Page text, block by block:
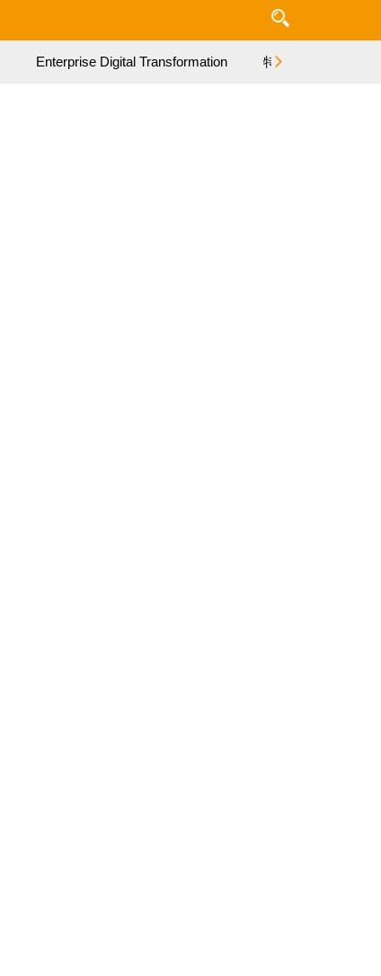
Enterprise Digital Transformation 特集